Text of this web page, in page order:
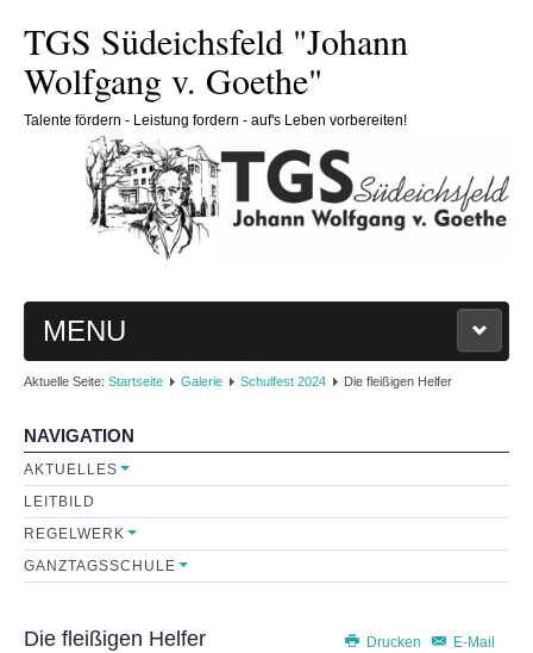
TGS Südeichsfeld "Johann
Wolfgang v. Goethe"
Talente fördern - Leistung fordern - auf's Leben vorbereiten!
MENU
HOME
SCHULE
Schulleitung
Sekretariat
Lehrerkollegium
Aktuelle Seite: Startseite Galerie Schulfest 2024 Die fleißigen Helfer
NAVIGATION
AKTUELLES
LEITBILD
REGELWERK
GANZTAGSSCHULE
Drucken E-Mail
Die fleißigen Helfer